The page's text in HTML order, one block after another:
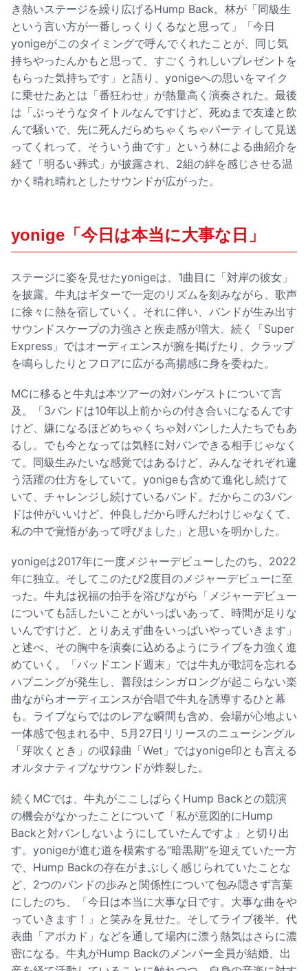
き熱いステージを繰り広げるHump Back。林が「同級生
という言い方が一番しっくりくるなと思って」「今日
yonigeがこのタイミングで呼んでくれたことが、同じ気
持ちやったんかもと思って、すごくうれしいプレゼントを
もらった気持ちです」と語り、yonigeへの思いをマイク
に乗せたあとは「番狂わせ」が熱量高く演奏された。最後
は「ぶっそうなタイトルなんですけど、死ぬまで友達と飲
んで騒いで、先に死んだらめちゃくちゃパーティして見送
ってくれって、そういう曲です」という林による曲紹介を
経て「明るい葬式」が披露され、2組の絆を感じさせる温
かく晴れ晴れとしたサウンドが広がった。
yonige「今日は本当に大事な日」
ステージに姿を見せたyonigeは、1曲目に「対岸の彼女」
を披露。牛丸はギターで一定のリズムを刻みながら、歌声
に徐々に熱を宿していく。それに伴い、バンドが生み出す
サウンドスケープの力強さと疾走感が増大。続く「Super
Express」ではオーディエンスが腕を掲げたり、クラップ
を鳴らしたりとフロアに広がる高揚感に身を委ねた。
MCに移ると牛丸は本ツアーの対バンゲストについて言
及。「3バンドは10年以上前からの付き合いになるんです
けど、嫌になるほどめちゃくちゃ対バンした人たちでもあ
るし。でも今となっては気軽に対バンできる相手じゃなく
て。同級生みたいな感覚ではあるけど、みんなそれぞれ違
う活躍の仕方をしていて。yonigeも含めて進化し続けて
いて、チャレンジし続けているバンド。だからこの3バン
ドは仲がいいけど、仲良しだから呼んだわけじゃなくて、
私の中で覚悟があって呼びました」と思いを明かした。
yonigeは2017年に一度メジャーデビューしたのち、2022
年に独立。そしてこのたび2度目のメジャーデビューに至
った。牛丸は祝福の拍手を浴びながら「メジャーデビュー
についても話したいことがいっぱいあって、時間が足りな
いんですけど、とりあえず曲をいっぱいやっていきます」
と述べ、その胸中を演奏に込めるようにライブを力強く進
めていく。「バッドエンド週末」では牛丸が歌詞を忘れる
ハプニングが発生し、普段はシンガロングが起こらない楽
曲ながらオーディエンスが合唱で牛丸を誘導するひと幕
も。ライブならではのレアな瞬間も含め、会場が心地よい
一体感で包まれる中、5月27日リリースのニューシングル
「芽吹くとき」の収録曲「Wet」ではyonige印とも言える
オルタナティブなサウンドが炸裂した。
続くMCでは、牛丸がここしばらくHump Backとの競演
の機会がなかったことについて「私が意図的にHump
Backと対バンしないようにしていたんですよ」と切り出
す。yonigeが進む道を模索する“暗黒期”を迎えていた一方
で、Hump Backの存在がまぶしく感じられていたことな
ど、2つのバンドの歩みと関係性について包み隠さず言葉
にしたのち、「今日は本当に大事な日です。大事な曲をや
っていきます！」と笑みを見せた。そしてライブ後半、代
表曲「アボカド」などを通して場内に漂う熱気はさらに濃
密になる。牛丸がHump Backのメンバー全員が結婚、出